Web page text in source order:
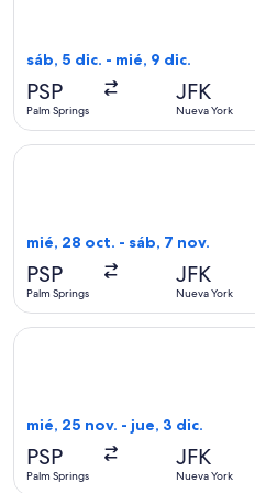
sáb, 5 dic. - mié, 9 dic.
PSP
Palm Springs
JFK
Nueva York
mié, 28 oct. - sáb, 7 nov.
PSP
Palm Springs
JFK
Nueva York
Seleccionar vuelo de Bargain
mié, 25 nov. - jue, 3 dic.
PSP
Palm Springs
JFK
Nueva York
Seleccionar vuelo de